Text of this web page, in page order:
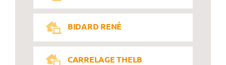
BIDARD RENÉ
CARRELAGE THELB